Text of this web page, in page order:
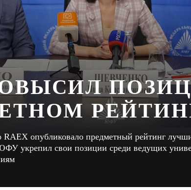
RAEX опубликовало предметный рейтинг
укрепил свои позиции среди ведущих